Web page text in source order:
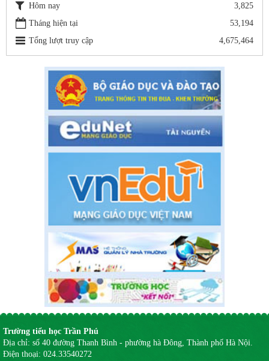
Hôm nay
3,825
Tháng hiện tại
53,194
Tổng lượt truy cập
4,675,464
Trường tiểu học Trần Phú
Địa chỉ: số 40 đường Thanh Bình - phường hà Đông, Thành phố Hà Nội.
Điện thoại: 024.33540272